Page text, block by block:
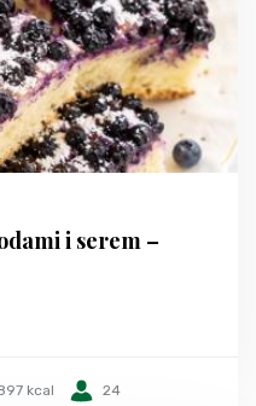
i serem –
kcal 24